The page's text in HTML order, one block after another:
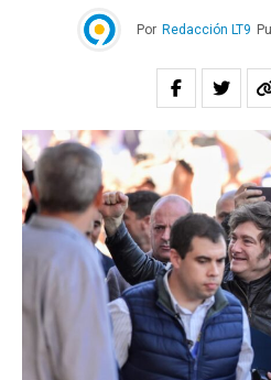
Por Redacción LT9